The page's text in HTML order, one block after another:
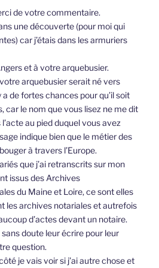
de votre commentaire.
une découverte (pour moi qui
car j’étais dans les armuriers
et à votre arquebusier.
arquebusier serait né vers
a de fortes chances pour qu’il soit
car le nom que vous lisez ne me dit
l’acte au pied duquel vous avez
indique bien que le métier des
à travers l’Europe.
que j’ai retranscrits sur mon
issus des Archives
du Maine et Loire, ce sont elles
les archives notariales et autrefois
d’actes devant un notaire.
doute leur écrire pour leur
question.
je vais voir si j’ai autre chose et